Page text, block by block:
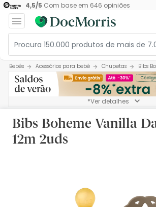
4,5/5 Com base em 646 opiniões
Bebés Acessórios para bebé Chupetas Bibs
*Ver detalhes
Bibs Boheme Vanilla
12m 2uds